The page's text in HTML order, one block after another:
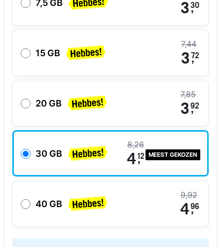
7,5 GB 3,
30
15 GB
7,44
3 ,72
20 GB
7,85
3,
92
30 GB MEEST GEKOZEN
8,26
4,
12
40 GB
9,92
4,
96